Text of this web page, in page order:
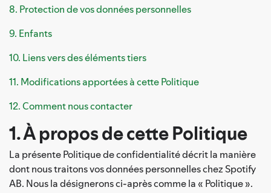
8. Protection de vos données personnelles
9. Enfants
10. Liens vers des éléments tiers
11. Modifications apportées à cette Politique
12. Comment nous contacter
1. À propos de cette Politique
La présente Politique de confidentialité décrit la manière
dont nous traitons vos données personnelles chez Spotify
AB. Nous la désignerons ci-après comme la « Politique ».